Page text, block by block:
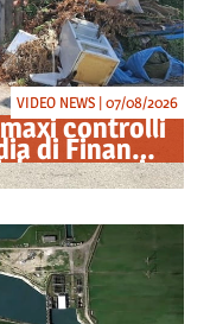
controlli
di Finanza:
armi e
auto rubate
VIDEO NEWS | 07/08/2026